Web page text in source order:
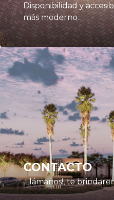
Disponibilidad y
más moderno.
CONTACTO
¡Llámanos!, te